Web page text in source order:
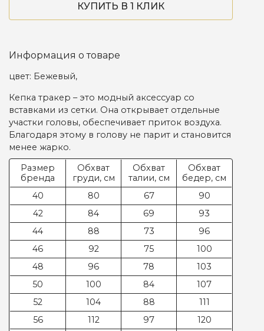
КУПИТЬ В 1 КЛИК
Информация о товаре
цвет: Бежевый,
Кепка тракер – это модный аксессуар со
вставками из сетки. Она открывает отдельные
участки головы, обеспечивает приток воздуха.
Благодаря этому в голову не парит и становится
менее жарко.
Размер
бренда
Обхват
груди, см
Обхват
талии, см
Обхват
бедер, см
40
80 67
90
42
84 69
93
44
88 73
96
46
92 75
100
48
96 78
103
50
100 84
107
52
104 88
111
56
112 97
120